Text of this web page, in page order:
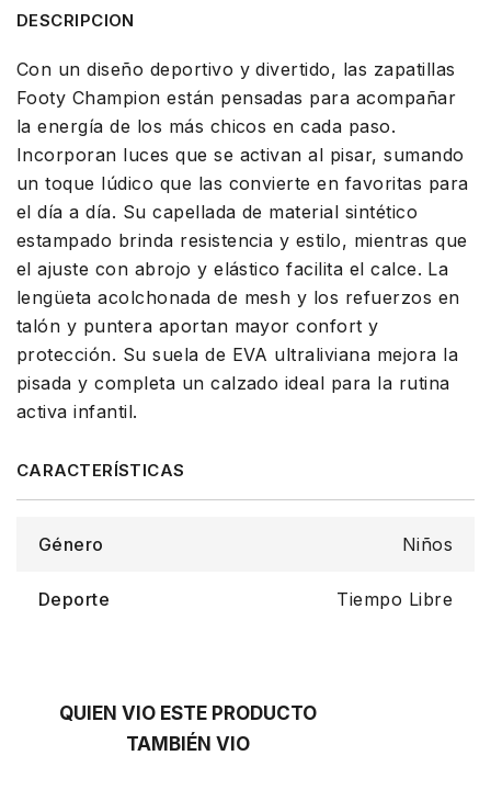
DESCRIPCION
Con un diseño deportivo y divertido, las zapatillas
Footy Champion están pensadas para acompañar
la energía de los más chicos en cada paso.
Incorporan luces que se activan al pisar, sumando
un toque lúdico que las convierte en favoritas para
el día a día. Su capellada de material sintético
estampado brinda resistencia y estilo, mientras que
el ajuste con abrojo y elástico facilita el calce. La
lengüeta acolchonada de mesh y los refuerzos en
talón y puntera aportan mayor confort y
protección. Su suela de EVA ultraliviana mejora la
pisada y completa un calzado ideal para la rutina
activa infantil.
Género Niños
Deporte Tiempo Libre
QUIEN VIO ESTE PRODUCTO
TAMBIÉN VIO